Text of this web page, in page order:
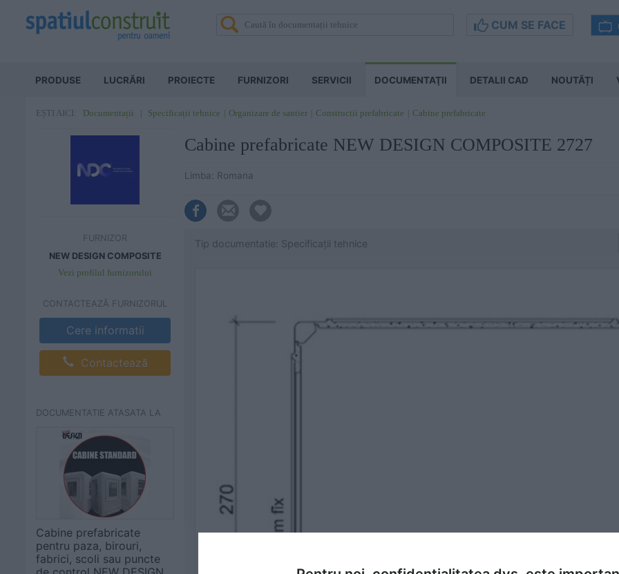
CUM SE FACE
PRODUSE LUCRĂRI PROIECTE FURNIZORI SERVICII DOCUMENTAŢII DETALII CAD NOUTĂȚI
EȘTI AICI: Documentații Specificații tehnice Organizare de santier Constructii prefabricate Cabine prefabricate
FURNIZOR
NEW DESIGN COMPOSITE
Vezi profilul furnizorului
CONTACTEAZĂ FURNIZORUL
Cere informatii
Contactează
DOCUMENTATIE ATASATA LA
Cabine prefabricate
pentru paza, birouri,
fabrici, scoli sau puncte
Cabine prefabricate NEW DESIGN COMPOSITE 2727
Limba: Romana
Tip documentatie: Specificații tehnice